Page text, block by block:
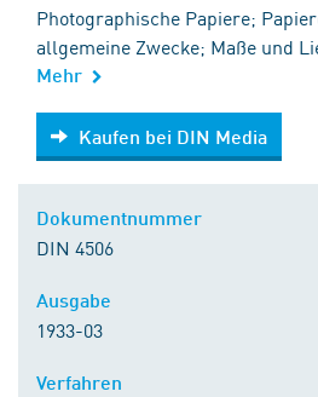
Photographische Papiere;
allgemeine Zwecke; Maße und
Mehr
Kaufen bei DIN Media
Kaufen bei DIN Media
DIN 4506
1933-03